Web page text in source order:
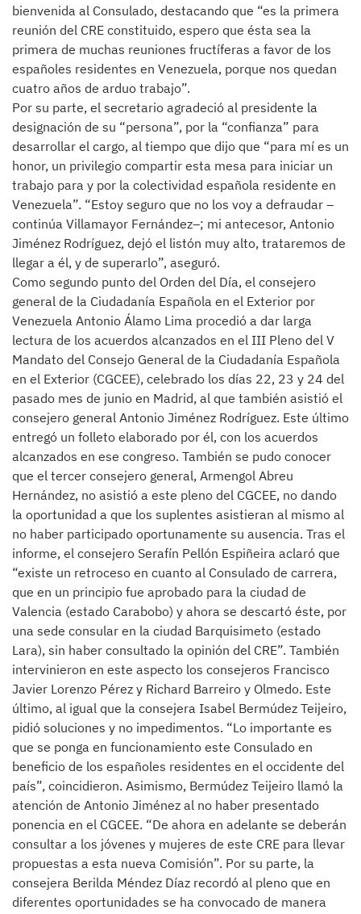
bienvenida al Consulado, destacando que “es la primera
reunión del CRE constituido, espero que ésta sea la
primera de muchas reuniones fructíferas a favor de los
españoles residentes en Venezuela, porque nos quedan
cuatro años de arduo trabajo”.
Por su parte, el secretario agradeció al presidente la
designación de su “persona”, por la “confianza” para
desarrollar el cargo, al tiempo que dijo que “para mí es un
honor, un privilegio compartir esta mesa para iniciar un
trabajo para y por la colectividad española residente en
Venezuela”. “Estoy seguro que no los voy a defraudar –
continúa Villamayor Fernández–; mi antecesor, Antonio
Jiménez Rodríguez, dejó el listón muy alto, trataremos de
llegar a él, y de superarlo”, aseguró.
Como segundo punto del Orden del Día, el consejero
general de la Ciudadanía Española en el Exterior por
Venezuela Antonio Álamo Lima procedió a dar larga
lectura de los acuerdos alcanzados en el III Pleno del V
Mandato del Consejo General de la Ciudadanía Española
en el Exterior (CGCEE), celebrado los días 22, 23 y 24 del
pasado mes de junio en Madrid, al que también asistió el
consejero general Antonio Jiménez Rodríguez. Este último
entregó un folleto elaborado por él, con los acuerdos
alcanzados en ese congreso. También se pudo conocer
que el tercer consejero general, Armengol Abreu
Hernández, no asistió a este pleno del CGCEE, no dando
la oportunidad a que los suplentes asistieran al mismo al
no haber participado oportunamente su ausencia. Tras el
informe, el consejero Serafín Pellón Espiñeira aclaró que
“existe un retroceso en cuanto al Consulado de carrera,
que en un principio fue aprobado para la ciudad de
Valencia (estado Carabobo) y ahora se descartó éste, por
una sede consular en la ciudad Barquisimeto (estado
Lara), sin haber consultado la opinión del CRE”. También
intervinieron en este aspecto los consejeros Francisco
Javier Lorenzo Pérez y Richard Barreiro y Olmedo. Este
último, al igual que la consejera Isabel Bermúdez Teijeiro,
pidió soluciones y no impedimentos. “Lo importante es
que se ponga en funcionamiento este Consulado en
beneficio de los españoles residentes en el occidente del
país”, coincidieron. Asimismo, Bermúdez Teijeiro llamó la
atención de Antonio Jiménez al no haber presentado
ponencia en el CGCEE. “De ahora en adelante se deberán
consultar a los jóvenes y mujeres de este CRE para llevar
propuestas a esta nueva Comisión”. Por su parte, la
consejera Berilda Méndez Díaz recordó al pleno que en
diferentes oportunidades se ha convocado de manera